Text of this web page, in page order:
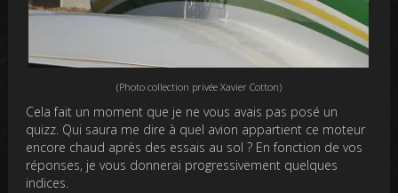
(Photo collection privée Xavier Cotton)
Cela fait un moment que je ne vous avais pas posé un
quizz. Qui saura me dire à quel avion appartient ce moteur
encore chaud après des essais au sol ? En fonction de vos
réponses, je vous donnerai progressivement quelques
indices.